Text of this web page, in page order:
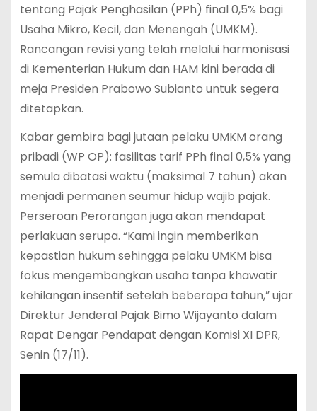
tentang Pajak Penghasilan (PPh) final 0,5% bagi
Usaha Mikro, Kecil, dan Menengah (UMKM).
Rancangan revisi yang telah melalui harmonisasi
di Kementerian Hukum dan HAM kini berada di
meja Presiden Prabowo Subianto untuk segera
ditetapkan.
Kabar gembira bagi jutaan pelaku UMKM orang
pribadi (WP OP): fasilitas tarif PPh final 0,5% yang
semula dibatasi waktu (maksimal 7 tahun) akan
menjadi permanen seumur hidup wajib pajak.
Perseroan Perorangan juga akan mendapat
perlakuan serupa. “Kami ingin memberikan
kepastian hukum sehingga pelaku UMKM bisa
fokus mengembangkan usaha tanpa khawatir
kehilangan insentif setelah beberapa tahun,” ujar
Direktur Jenderal Pajak Bimo Wijayanto dalam
Rapat Dengar Pendapat dengan Komisi XI DPR,
Senin (17/11).